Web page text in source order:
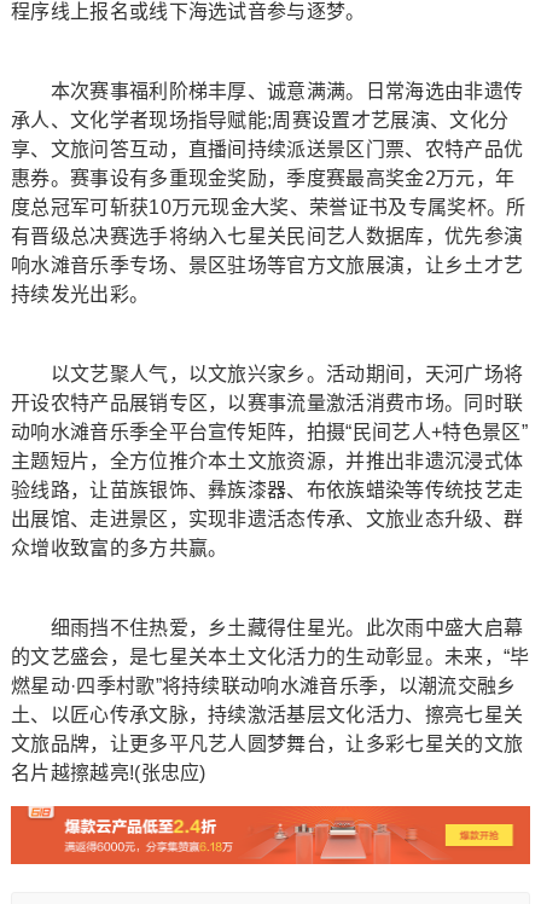
程序线上报名或线下海选试音参与逐梦。
本次赛事福利阶梯丰厚、诚意满满。日常海选由非遗传
承人、文化学者现场指导赋能;周赛设置才艺展演、文化分
享、文旅问答互动，直播间持续派送景区门票、农特产品优
惠券。赛事设有多重现金奖励，季度赛最高奖金2万元，年
度总冠军可斩获10万元现金大奖、荣誉证书及专属奖杯。所
有晋级总决赛选手将纳入七星关民间艺人数据库，优先参演
响水滩音乐季专场、景区驻场等官方文旅展演，让乡土才艺
持续发光出彩。
以文艺聚人气，以文旅兴家乡。活动期间，天河广场将
开设农特产品展销专区，以赛事流量激活消费市场。同时联
动响水滩音乐季全平台宣传矩阵，拍摄“民间艺人+特色景区”
主题短片，全方位推介本土文旅资源，并推出非遗沉浸式体
验线路，让苗族银饰、彝族漆器、布依族蜡染等传统技艺走
出展馆、走进景区，实现非遗活态传承、文旅业态升级、群
众增收致富的多方共赢。
细雨挡不住热爱，乡土藏得住星光。此次雨中盛大启幕
的文艺盛会，是七星关本土文化活力的生动彰显。未来，“毕
燃星动·四季村歌”将持续联动响水滩音乐季，以潮流交融乡
土、以匠心传承文脉，持续激活基层文化活力、擦亮七星关
文旅品牌，让更多平凡艺人圆梦舞台，让多彩七星关的文旅
名片越擦越亮!(张忠应)